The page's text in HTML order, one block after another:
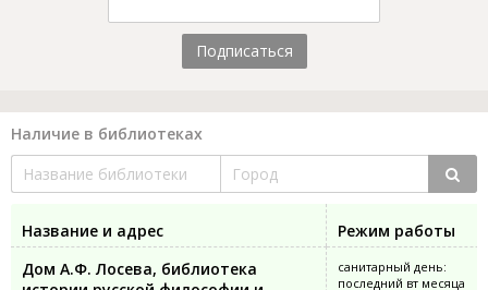
Подписаться
Наличие в библиотеках
Название и адрес
Режим работы
Дом А.Ф. Лосева, библиотека
санитарный день:
последний вт месяца